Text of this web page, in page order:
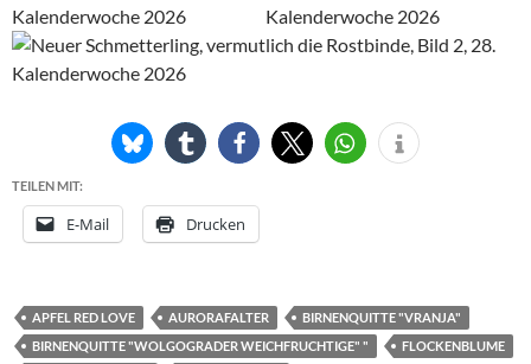
TEILEN MIT:
E-Mail Drucken
APFEL RED LOVE AURORAFALTER
BIRNENQUITTE "VRANJA"
BIRNENQUITTE "WOLGOGRADER WEICHFRUCHTIGE" "
FLOCKENBLUME